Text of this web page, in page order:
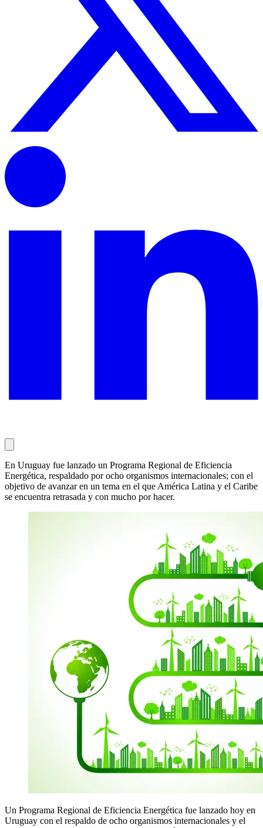
En Uruguay fue lanzado un Programa Regional de Eficiencia
Energética, respaldado por ocho organismos internacionales; con el
objetivo de avanzar en un tema en el que América Latina y el Caribe
se encuentra retrasada y con mucho por hacer.
Un Programa Regional de Eficiencia Energética fue lanzado hoy en
Uruguay con el respaldo de ocho organismos internacionales y el